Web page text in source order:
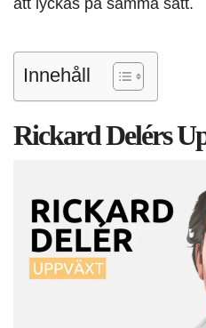
Innehåll
Rickard Delérs